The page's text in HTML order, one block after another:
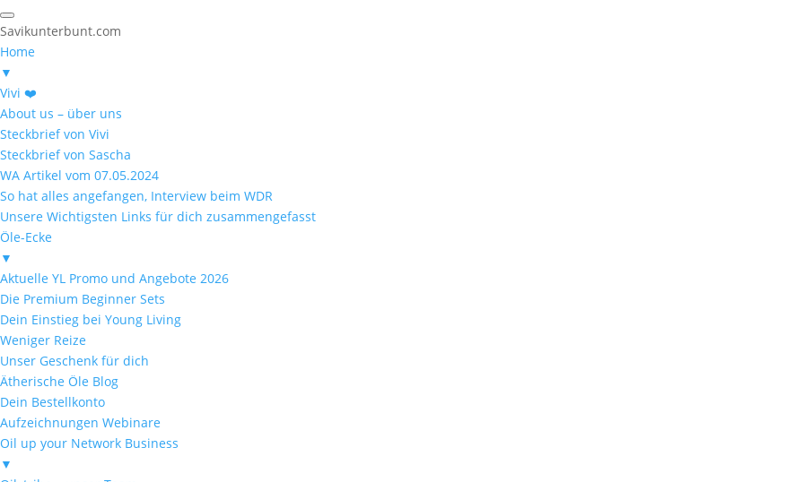
Savikunterbunt.com
Home
▼
Vivi ❤️
About us – über uns
Steckbrief von Vivi
Steckbrief von Sascha
WA Artikel vom 07.05.2024
So hat alles angefangen, Interview beim WDR
Unsere Wichtigsten Links für dich zusammengefasst
Öle-Ecke
▼
Aktuelle YL Promo und Angebote 2026
Die Premium Beginner Sets
Dein Einstieg bei Young Living
Weniger Reize
Unser Geschenk für dich
Ätherische Öle Blog
Dein Bestellkonto
Aufzeichnungen Webinare
Oil up your Network Business
▼